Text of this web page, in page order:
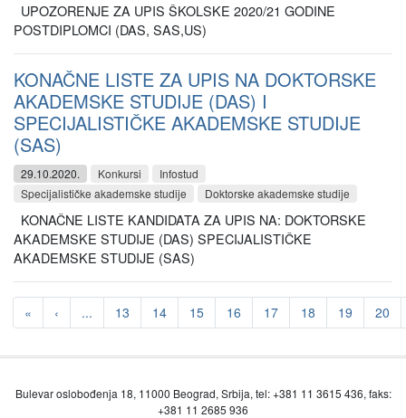
UPOZORENJE ZA UPIS ŠKOLSKE 2020/21 GODINE
POSTDIPLOMCI (DAS, SAS,US)
KONAČNE LISTE ZA UPIS NA DOKTORSKE
AKADEMSKE STUDIJE (DAS) I
SPECIJALISTIČKE AKADEMSKE STUDIJE
(SAS)
29.10.2020. Konkursi
Infostud
Specijalističke akademske studije
Doktorske akademske studije
KONAČNE LISTE KANDIDATA ZA UPIS NA: DOKTORSKE
AKADEMSKE STUDIJE (DAS) SPECIJALISTIČKE
AKADEMSKE STUDIJE (SAS)
« ‹ ... 13 14 15 16 17 18 19 20
Bulevar oslobođenja 18, 11000 Beograd, Srbija, tel: +381 11 3615 436, faks:
+381 11 2685 936